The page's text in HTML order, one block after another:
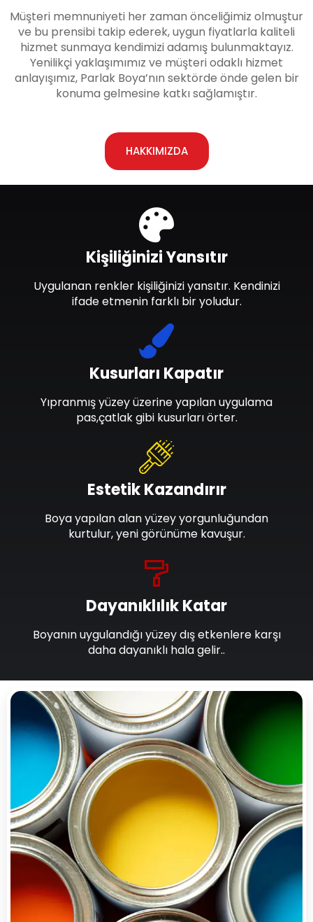
Müşteri memnuniyeti her zaman önceliğimiz olmuştur
ve bu prensibi takip ederek, uygun fiyatlarla kaliteli
hizmet sunmaya kendimizi adamış bulunmaktayız.
Yenilikçi yaklaşımımız ve müşteri odaklı hizmet
anlayışımız, Parlak Boya’nın sektörde önde gelen bir
konuma gelmesine katkı sağlamıştır.
HAKKIMIZDA
Dayanıklılık Katar
Boyanın uygulandığı yüzey dış etkenlere karşı
daha dayanıklı hala gelir..
Estetik Kazandırır
Boya yapılan alan yüzey yorgunluğundan
kurtulur, yeni görünüme kavuşur.
Kusurları Kapatır
Yıpranmış yüzey üzerine yapılan uygulama
pas,çatlak gibi kusurları örter.
Kişiliğinizi Yansıtır
Uygulanan renkler kişiliğinizi yansıtır. Kendinizi
ifade etmenin farklı bir yoludur.